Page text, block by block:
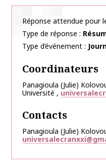
Réponse attendue pour
Type de réponse
Type d’événement
Coordinateurs
Panagioula (Julie)
Université ,
Contacts
Panagioula (Julie)